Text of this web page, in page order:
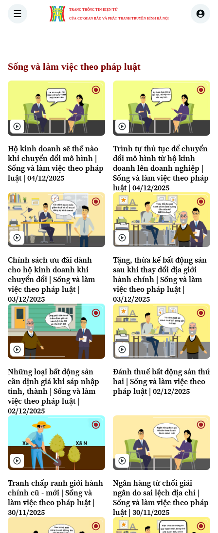
TRANG THÔNG TIN ĐIỆN TỬ
CỦA CƠ QUAN BÁO VÀ PHÁT THANH TRUYỀN HÌNH HÀ NỘI
Xu hướng
Sống và làm việc theo pháp luật
Hộ kinh doanh sẽ thế nào
khi chuyển đổi mô hình |
Sống và làm việc theo pháp
luật | 04/12/2025
Trình tự thủ tục để chuyển
đổi mô hình từ hộ kinh
doanh lên doanh nghiệp |
Sống và làm việc theo pháp
luật | 04/12/2025
Chính sách ưu đãi dành
cho hộ kinh doanh khi
chuyển đổi | Sống và làm
việc theo pháp luật |
03/12/2025
Tặng, thừa kế bất động sản
sau khi thay đổi địa giới
hành chính | Sống và làm
việc theo pháp luật |
03/12/2025
Những loại bất động sản
cần định giá khi sáp nhập
tỉnh, thành | Sống và làm
việc theo pháp luật |
02/12/2025
Đánh thuế bất động sản thứ
hai | Sống và làm việc theo
pháp luật | 02/12/2025
Tranh chấp ranh giới hành
chính cũ - mới | Sống và
làm việc theo pháp luật |
30/11/2025
Ngân hàng từ chối giải
ngân do sai lệch địa chỉ |
Sống và làm việc theo pháp
luật | 30/11/2025